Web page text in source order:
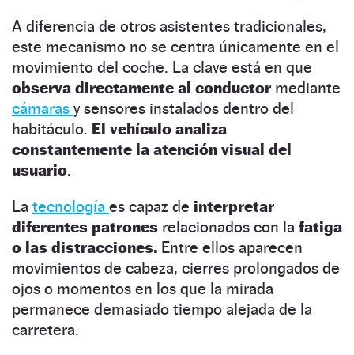
A diferencia de otros asistentes tradicionales,
este mecanismo no se centra únicamente en el
movimiento del coche. La clave está en que
observa directamente al conductor mediante
cámaras y sensores instalados dentro del
habitáculo. El vehículo analiza
constantemente la atención visual del
usuario.
La tecnología es capaz de interpretar
diferentes patrones relacionados con la fatiga
o las distracciones. Entre ellos aparecen
movimientos de cabeza, cierres prolongados de
ojos o momentos en los que la mirada
permanece demasiado tiempo alejada de la
carretera.